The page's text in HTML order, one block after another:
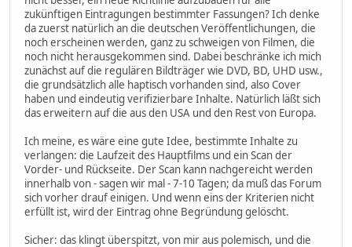
zukünftigen Eintragungen bestimmter Fassungen? Ich denke
da zuerst natürlich an die deutschen Veröffentlichungen, die
noch erscheinen werden, ganz zu schweigen von Filmen, die
noch nicht herausgekommen sind. Dabei beschränke ich mich
zunächst auf die regulären Bildträger wie DVD, BD, UHD usw.,
die grundsätzlich alle haptisch vorhanden sind, also Cover
haben und eindeutig verifizierbare Inhalte. Natürlich läßt sich
das erweitern auf die aus den USA und den Rest von Europa.
Ich meine, es wäre eine gute Idee, bestimmte Inhalte zu
verlangen: die Laufzeit des Hauptfilms und ein Scan der
Vorder- und Rückseite. Der Scan kann nachgereicht werden
innerhalb von - sagen wir mal - 7-10 Tagen; da muß das Forum
sich vorher drauf einigen. Und wenn eins der Kriterien nicht
erfüllt ist, wird der Eintrag ohne Begründung gelöscht.
Sicher: das klingt überspitzt, von mir aus polemisch, und die